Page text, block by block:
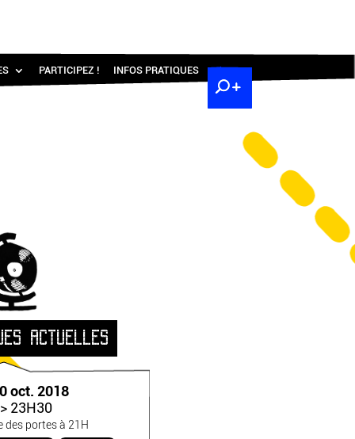
PARTICIPEZ ! INFOS PRATIQUES
ACTUELLES
oct. 2018
23H30
des portes à 21H